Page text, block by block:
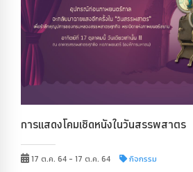
การแสดงโคมเชิดหนังในวันสรรพสาตร
17 ต.ค. 64 - 17 ต.ค. 64 กิจกรรม